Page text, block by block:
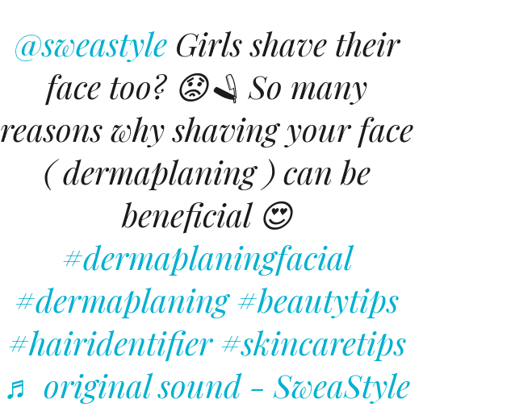
@sweastyleGirls shave their
face too? 😟🪒 So many
reasons why shaving your face
( dermaplaning ) can be
beneficial 😍
#dermaplaningfacial
#dermaplaning #beautytips
#hairidentifier #skincaretips
♬ original sound - SweaStyle